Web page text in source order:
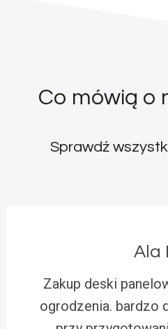
Co mówią o
Sprawdź
Ala
Zakup deski
ogrodzenia. bardzo